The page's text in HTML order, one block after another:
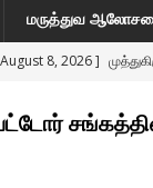
மருத்துவ
8, 2026 ]
3, 2026 ] A
சங்கத்தின்